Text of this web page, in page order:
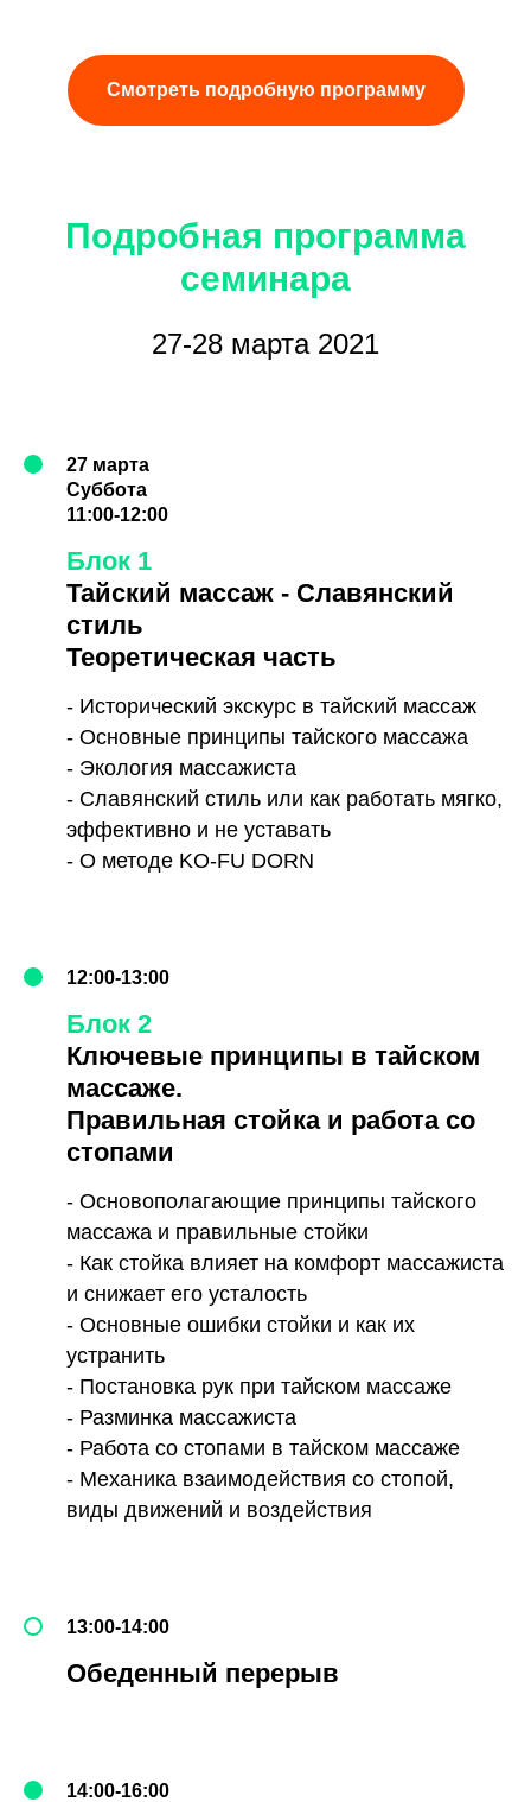
Смотреть подробную программу
Подробная программа
семинара
27-28 марта 2021
27 марта
Суббота
11:00-12:00
Блок 1
Тайский массаж - Славянский
стиль
Теоретическая часть
- Исторический экскурс в тайский массаж
- Основные принципы тайского массажа
- Экология массажиста
- Славянский стиль или как работать мягко,
эффективно и не уставать
- О методе KO-FU DORN
12:00-13:00
Блок 2
Ключевые принципы в тайском
массаже.
Правильная стойка и работа со
стопами
- Основополагающие принципы тайского
массажа и правильные стойки
- Как стойка влияет на комфорт массажиста
и снижает его усталость
- Основные ошибки стойки и как их
устранить
- Постановка рук при тайском массаже
- Разминка массажиста
- Работа со стопами в тайском массаже
- Механика взаимодействия со стопой,
виды движений и воздействия
13:00-14:00
Обеденный перерыв
14:00-16:00